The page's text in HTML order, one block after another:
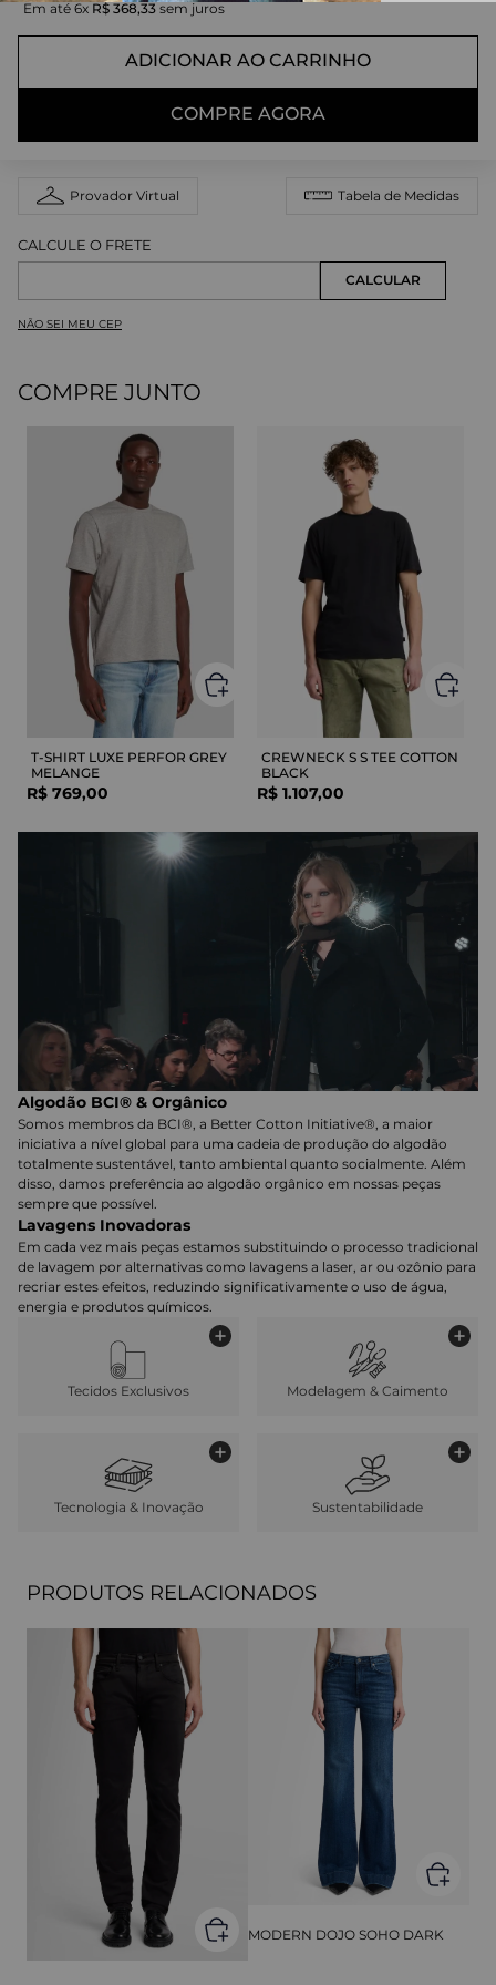
Em até 6x R$ 368,33 sem juros
ADICIONAR AO CARRINHO
COMPRE AGORA
Provador Virtual Tabela de Medidas
NÃO SEI MEU CEP
COMPRE JUNTO
T-SHIRT LUXE PERFOR GREY
MELANGE
R$ 769,00
CREWNECK S S TEE COTTON
BLACK
R$ 1.107,00
Algodão BCI® & Orgânico
Somos membros da BCI®, a Better Cotton Initiative®, a maior
iniciativa a nível global para uma cadeia de produção do algodão
totalmente sustentável, tanto ambiental quanto socialmente. Além
disso, damos preferência ao algodão orgânico em nossas peças
sempre que possível.
Lavagens Inovadoras
Em cada vez mais peças estamos substituindo o processo tradicional
de lavagem por alternativas como lavagens a laser, ar ou ozônio para
recriar estes efeitos, reduzindo significativamente o uso de água,
energia e produtos químicos.
Tecidos Exclusivos Modelagem & Caimento
Tecnologia & Inovação Sustentabilidade
PRODUTOS RELACIONADOS
MODERN DOJO SOHO DARK